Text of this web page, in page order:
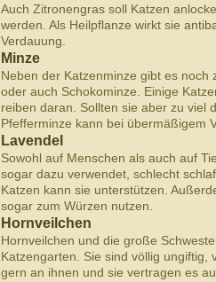
Auch Zitronengras soll Katzen
werden. Als Heilpflanze wirkt sie
Verdauung.
Minze
Neben der Katzenminze gibt es noch
oder auch Schokominze. Einige
reiben daran. Sollten sie aber zu viel
Pfefferminze kann bei übermäßigem
Lavendel
Sowohl auf Menschen als auch auf
sogar dazu verwendet, schlecht
Katzen kann sie unterstützen.
sogar zum Würzen nutzen.
Hornveilchen
Hornveilchen und die große
Katzengarten. Sie sind völlig ungiftig,
gern an ihnen und sie vertragen es